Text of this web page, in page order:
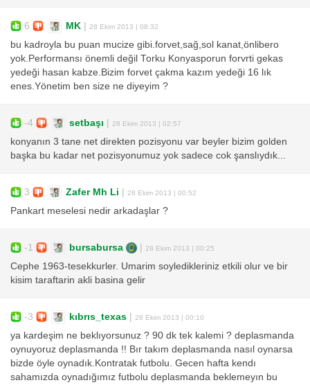
6 MK | 28 Ekim 2013 | 08:32
bu kadroyla bu puan mucize gibi.forvet,sağ,sol kanat,önlibero
yok.Performansı önemli değil Torku Konyasporun forvrti gekas
yedeği hasan kabze.Bizim forvet çakma kazım yedeği 16 lık
enes.Yönetim ben size ne diyeyim ?
-4 setbaşı | 28 Ekim 2013 | 02:57
konyanın 3 tane net direkten pozisyonu var beyler bizim golden
başka bu kadar net pozisyonumuz yok sadece cok şanslıydık...
3 Zafer Mh Li | 28 Ekim 2013 | 00:52
Pankart meselesi nedir arkadaşlar ?
-1 bursabursa | 28 Ekim 2013 | 00:25
Cephe 1963-tesekkurler. Umarim soyledikleriniz etkili olur ve bir
kisim taraftarin akli basina gelir
-3 kıbrıs_texas | 28 Ekim 2013 | 00:10
ya kardeşim ne beklıyorsunuz ? 90 dk tek kalemi ? deplasmanda
oynuyoruz deplasmanda !! Bır takım deplasmanda nasıl oynarsa
bizde öyle oynadık.Kontratak futbolu. Gecen hafta kendı
sahamızda oynadığımız futbolu deplasmanda beklemeyın bu